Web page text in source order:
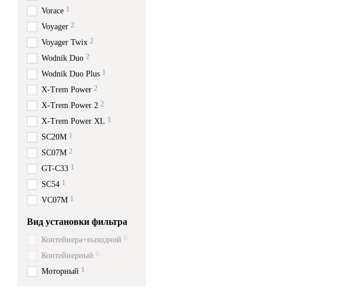
Vorace 1
Voyager 2
Voyager Twix 2
Wodnik Duo 2
Wodnik Duo Plus 1
X-Trem Power 2
X-Trem Power 2 2
X-Trem Power XL 1
SC20M 1
SC07M 2
GT-C33 1
SC54 1
VC07M 1
Вид установки фильтра
Контейнера+выходной 0
Контейнерный 0
Моторный 1